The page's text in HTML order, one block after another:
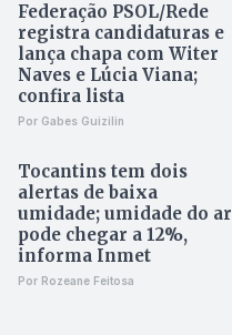
Federação PSOL/Rede
registra candidaturas e
lança chapa com Witer
Naves e Lúcia Viana;
confira lista
Por Gabes Guizilin
Tocantins tem dois
alertas de baixa
umidade; umidade do ar
pode chegar a 12%,
informa Inmet
Por Rozeane Feitosa